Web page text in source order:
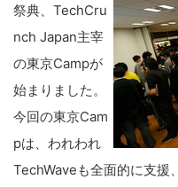
祭典、TechCru
nch Japan主宰
の東京Campが
始まりました。
今回の東京Cam
pは、われわれ
TechWaveも全面的に支援
Block Data Bank